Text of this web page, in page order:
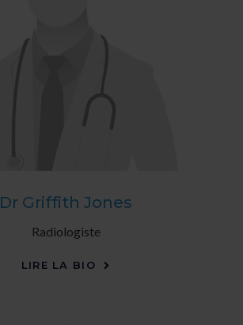
Dr Griffith Jones
Radiologiste
LIRE LA BIO